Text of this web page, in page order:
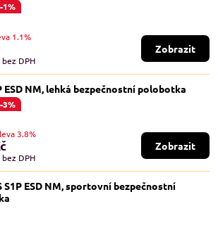
-1%
bez DPH
1.1%
Zobrazit
ESD NM, lehká bezpečnostní polobotka
-3%
bez DPH
3.8%
Zobrazit
S1P ESD NM, sportovní bezpečnostní